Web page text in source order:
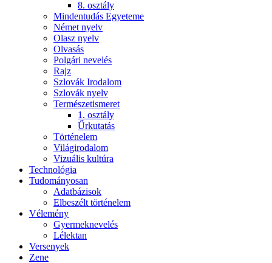
8. osztály
Mindentudás Egyeteme
Német nyelv
Olasz nyelv
Olvasás
Polgári nevelés
Rajz
Szlovák Irodalom
Szlovák nyelv
Természetismeret
1. osztály
Űrkutatás
Történelem
Világirodalom
Vizuális kultúra
Technológia
Tudományosan
Adatbázisok
Elbeszélt történelem
Vélemény
Gyermeknevelés
Lélektan
Versenyek
Zene